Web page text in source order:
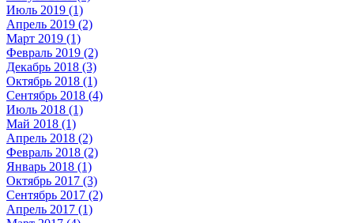
Июль 2019 (1)
Апрель 2019 (2)
Март 2019 (1)
Февраль 2019 (2)
Декабрь 2018 (3)
Октябрь 2018 (1)
Сентябрь 2018 (4)
Июль 2018 (1)
Май 2018 (1)
Апрель 2018 (2)
Февраль 2018 (2)
Январь 2018 (1)
Октябрь 2017 (3)
Сентябрь 2017 (2)
Апрель 2017 (1)